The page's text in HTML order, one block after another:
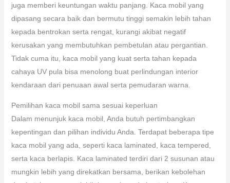
juga memberi keuntungan waktu panjang. Kaca mobil yang
dipasang secara baik dan bermutu tinggi semakin lebih tahan
kepada bentrokan serta rengat, kurangi akibat negatif
kerusakan yang membutuhkan pembetulan atau pergantian.
Tidak cuma itu, kaca mobil yang kuat serta tahan kepada
cahaya UV pula bisa menolong buat perlindungan interior
kendaraan dari penuaan awal serta pemudaran warna.
Pemilihan kaca mobil sama sesuai keperluan
Dalam menunjuk kaca mobil, Anda butuh pertimbangkan
kepentingan dan pilihan individu Anda. Terdapat beberapa tipe
kaca mobil yang ada, seperti kaca laminated, kaca tempered,
serta kaca berlapis. Kaca laminated terdiri dari 2 susunan atau
mungkin lebih yang direkatkan bersama, berikan kebolehan